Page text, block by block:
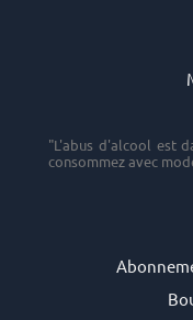
"L'abus d'alcool est
consommez avec